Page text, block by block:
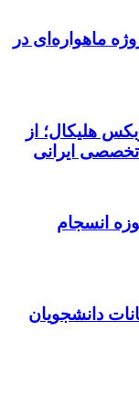
ماهواره‌ای در
هلیکال؛ از
حوزه انسجام
دانشجویان